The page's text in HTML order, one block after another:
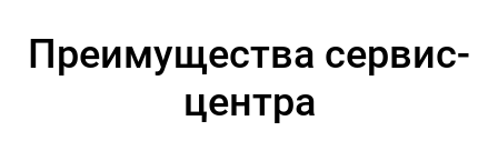
Преимущества сервис-
центра